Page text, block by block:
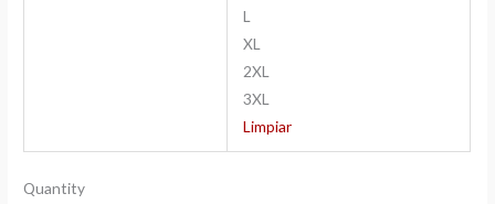
L
XL
2XL
3XL
Limpiar
Quantity